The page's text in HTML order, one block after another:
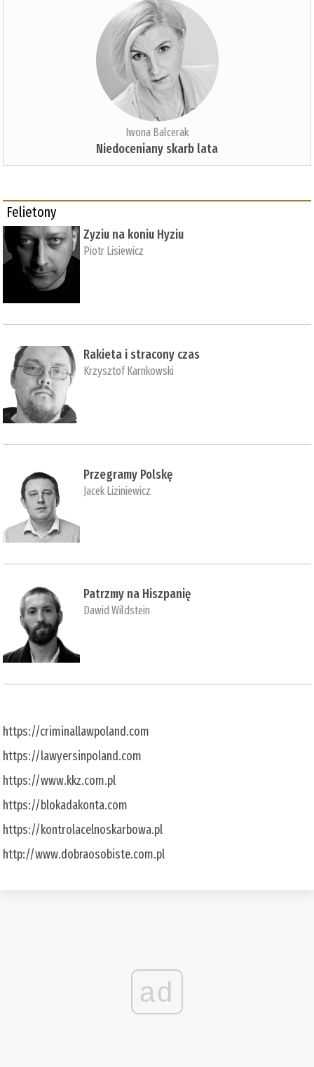
Iwona Balcerak
Niedoceniany skarb lata
Felietony
Zyziu na koniu Hyziu
Piotr Lisiewicz
Rakieta i stracony czas
Krzysztof Karnkowski
Przegramy Polskę
Jacek Liziniewicz
Patrzmy na Hiszpanię
Dawid Wildstein
https://criminallawpoland.com
https://lawyersinpoland.com
https://www.kkz.com.pl
https://blokadakonta.com
https://kontrolacelnoskarbowa.pl
http://www.dobraosobiste.com.pl
ad